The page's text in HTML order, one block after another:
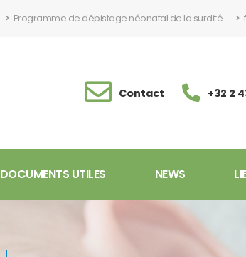
Programme de dépistage néonatal de la surdité
Contact +32 2
DOCUMENTS UTILES NEWS